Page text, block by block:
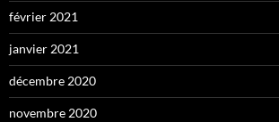
février 2021
janvier 2021
décembre 2020
novembre 2020